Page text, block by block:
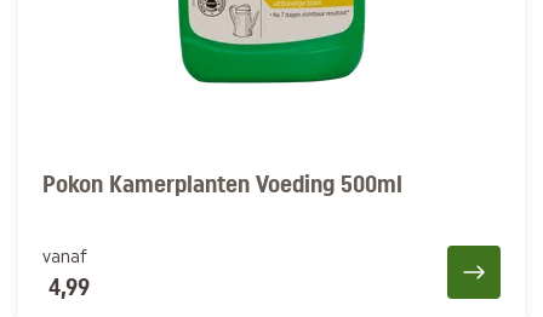
Pokon Kamerplanten Voeding 500ml
vanaf
4,99